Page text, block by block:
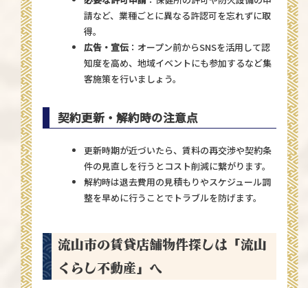
請など、業種ごとに異なる許認可を忘れずに取
得。
広告・宣伝 ：オープン前からSNSを活用して認
知度を高め、地域イベントにも参加するなど集
客施策を行いましょう。
契約更新・解約時の注意点
更新時期が近づいたら、賃料の再交渉や契約条
件の見直しを行うとコスト削減に繋がります。
解約時は退去費用の見積もりやスケジュール調
整を早めに行うことでトラブルを防げます。
流山市の賃貸店舗物件探しは「流山
くらし不動産」へ